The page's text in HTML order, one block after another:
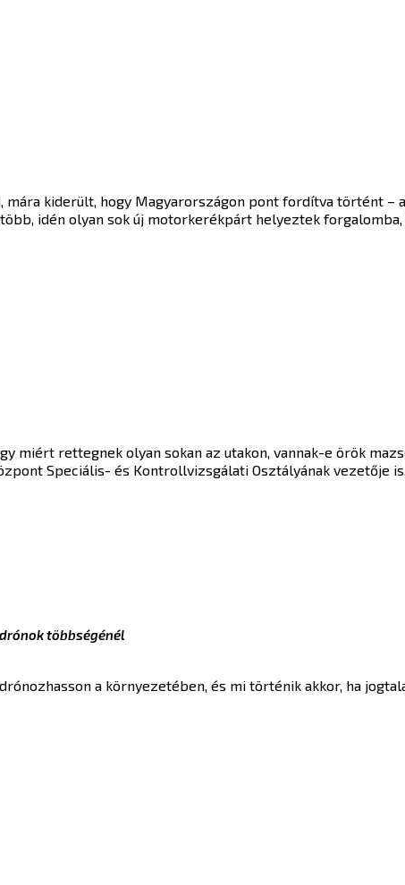
kiderült, hogy Magyarországon pont fordítva történt –
idén olyan sok új motorkerékpárt helyeztek
miért rettegnek olyan sokan az utakon, vannak-e örök
Speciális- és Kontrollvizsgálati Osztályának vezetője is.
többségénél
a környezetében, és mi történik akkor, ha